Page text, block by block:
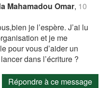
Mahamadou Omar, 10
je l’espère. J’ai lu
et je me
pour vous d’aider un
dans l’écriture ?
Répondre à ce message